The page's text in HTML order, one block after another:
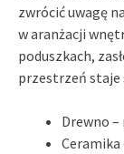
zwrócić uwagę na
w aranżacji
poduszkach,
przestrzeń staje
Drewno –